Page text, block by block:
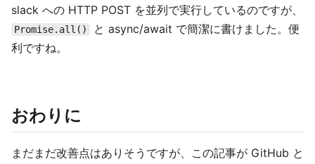
slack への HTTP POST を並列で実行しているのですが、
Promise.all()
と async/await で簡潔に書けました。便
利ですね。
おわりに
まだまだ改善点はありそうですが、この記事が GitHub と